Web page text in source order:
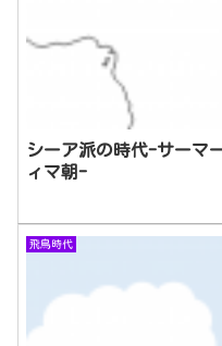
シーア派の時代-サーマ
ィマ朝-
飛鳥時代